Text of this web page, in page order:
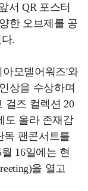
서 QR 포스터
한 오브제를 공
.
아모델어워즈'와
상을 수상하며
걸즈 컬렉션 20
도 올라 존재감
독 팬콘서트를
16일에는 현
을 열고